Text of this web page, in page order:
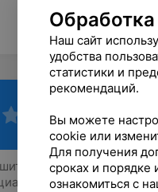
Наш сайт
удобства
статистики и
рекомендаций.
Вы можете
cookie или
Для получения
сроках и
ознакомиться с